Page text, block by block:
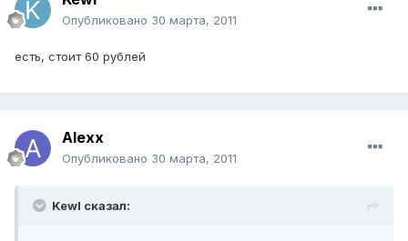
Опубликовано 30 марта, 2011
есть, стоит 60 рублей
Alexx
Опубликовано 30 марта, 2011
Kewl сказал: